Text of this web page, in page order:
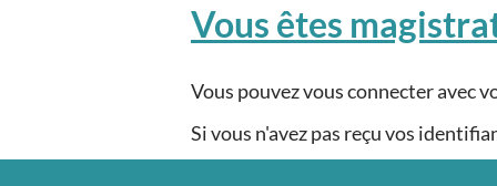
Vous êtes
Vous pouvez vous connecter avec
Si vous n'avez pas reçu vos